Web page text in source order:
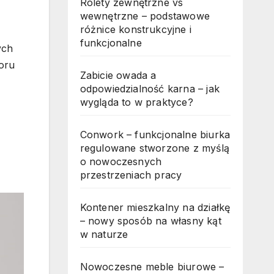
Rolety zewnętrzne vs
wewnętrzne – podstawowe
różnice konstrukcyjne i
funkcjonalne
Zabicie owada a
odpowiedzialność karna – jak
wygląda to w praktyce?
Conwork – funkcjonalne biurka
regulowane stworzone z myślą
o nowoczesnych
przestrzeniach pracy
Kontener mieszkalny na działkę
– nowy sposób na własny kąt
w naturze
Nowoczesne meble biurowe –